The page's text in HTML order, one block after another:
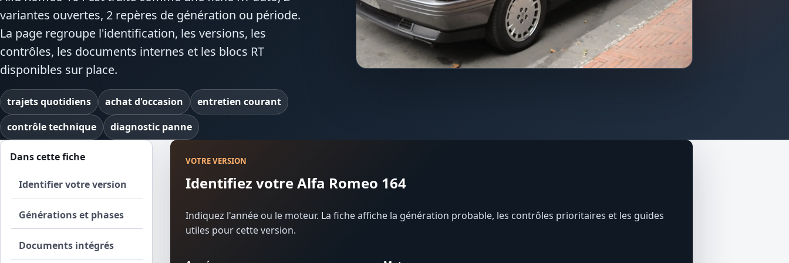
variantes ouvertes, 2 repères de génération ou période.
La page regroupe l'identification, les versions, les
contrôles, les documents internes et les blocs RT
disponibles sur place.
trajets quotidiens achat d'occasion
entretien courant
contrôle technique
diagnostic panne
Dans cette fiche
Identifier votre version
Générations et phases
Documents intégrés
VOTRE VERSION
Identifiez votre Alfa Romeo 164
Indiquez l'année ou le moteur. La fiche affiche la génération probable, les contrôles prioritaires et les guides
utiles pour cette version.